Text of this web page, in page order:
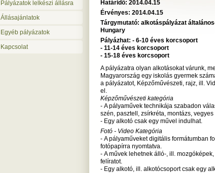
Pályázatok lelkészi állásra
Állásajánlatok
Egyéb pályázatok
Kapcsolat
Határidő: 2014.04.15
Érvényes: 2014.04.15
Tárgymutató: alkotáspályázat
Hungary
Pályázhat: - 6-10 éves korcsoport
- 11-14 éves korcsoport
- 15-18 éves korcsoport
A pályázatra olyan alkotásokat várunk,
Magyarország egy iskolás gyermek
a pályázatot, Képzőművészeti, rajz, ill.
el.
Képzőművészeti kategória
- A pályaművek technikája szabadon
szén, pasztell, zsírkréta, montázs,
- Egy alkotó csak egy művel indulhat.
Fotó - Video Kategória
- A pályaműveket digitális formátumban
fotópapírra nyomtatva.
- A művek lehetnek álló-, ill.
felíratot.
- Egy alkotó, ill. alkotócsoport csak egy